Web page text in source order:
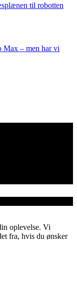
til robotten
Max – men har vi
oplevelse. Vi
fra, hvis du ønsker